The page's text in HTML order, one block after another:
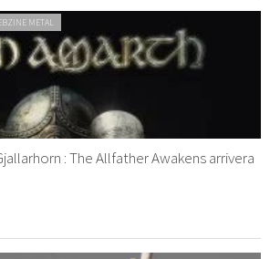
METAL
: The Allfather Awakens arrivera